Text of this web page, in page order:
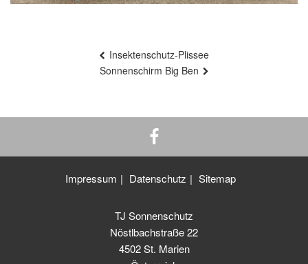
Insektenschutz-Plissee
Sonnenschirm Big Ben
Impressum Datenschutz Sitemap
TJ Sonnenschutz
Nöstlbachstraße 22
4502 St. Marien